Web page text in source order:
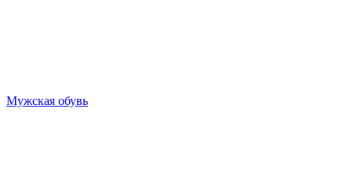
Мужская обувь